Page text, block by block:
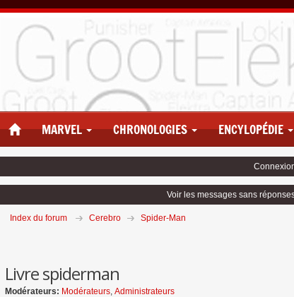
MARVEL CHRONOLOGIES ENCYLOPÉDIE
Voir les messages sans
Index du forum Cerebro Spider-Man
Livre spiderman
Modérateurs: Modérateurs, Administrateurs